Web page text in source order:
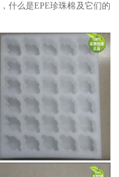
什么是EPE珍珠棉及它们的